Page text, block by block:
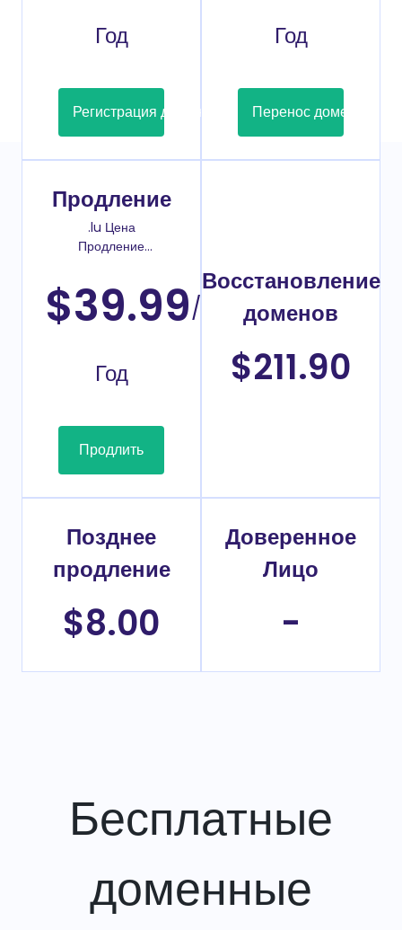
Год
Регистрация домена
Год
Перенос домена
Продление
.lu Цена
Продление
$39.99/
Год
Продлить
Восстановление
доменов
$211.90
Позднее
продление
$8.00
Доверенное
Лицо
-
Бесплатные
доменные